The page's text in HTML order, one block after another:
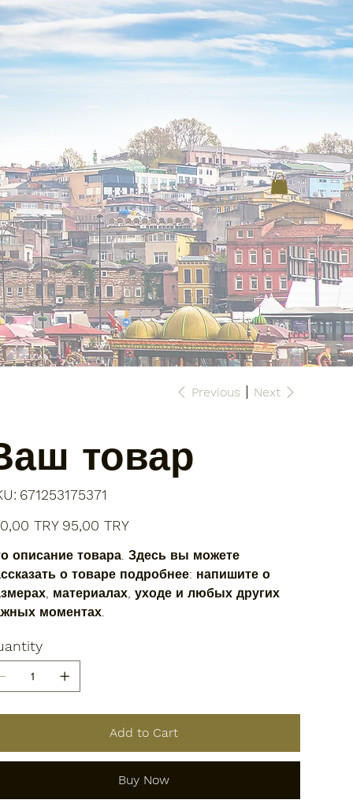
Previous Next
товар
SKU
671253175371
671253175371
TRY price
95,00 TRY
описание товара. Здесь вы можете
о товаре подробнее: напишите о
материалах, уходе и любых других
моментах.
Add to Cart
Buy Now